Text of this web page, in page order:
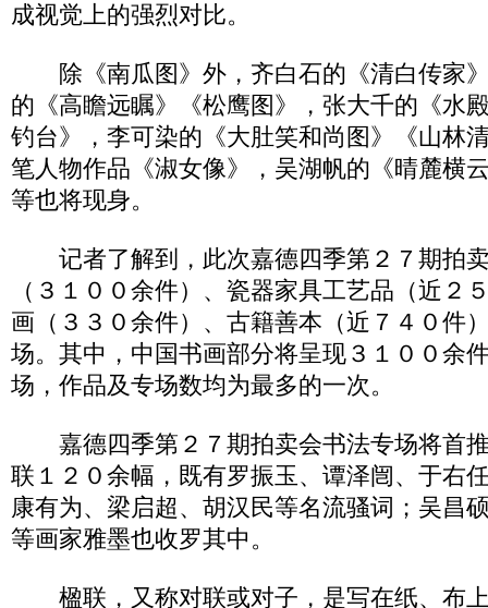
成视觉上的强烈对比。
除《南瓜图》外，齐白石的《清白传家
的《高瞻远瞩》《松鹰图》，张大千的《水
钓台》，李可染的《大肚笑和尚图》《山林
笔人物作品《淑女像》，吴湖帆的《晴麓横
等也将现身。
记者了解到，此次嘉德四季第２７期拍
（３１００余件）、瓷器家具工艺品（近２
画（３３０余件）、古籍善本（近７４０件
场。其中，中国书画部分将呈现３１００余
场，作品及专场数均为最多的一次。
嘉德四季第２７期拍卖会书法专场将首
联１２０余幅，既有罗振玉、谭泽闿、于右
康有为、梁启超、胡汉民等名流骚词；吴昌
等画家雅墨也收罗其中。
楹联，又称对联或对子，是写在纸、布